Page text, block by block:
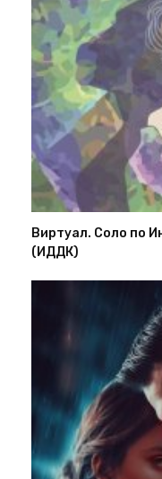
Виртуал. Соло по
(ИДДК)